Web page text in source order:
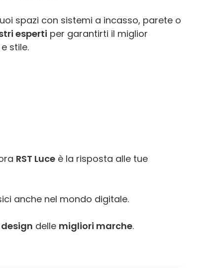
spazi con sistemi a incasso, parete o
esperti per garantirti il miglior
stile.
RST Luce è la risposta alle tue
anche nel mondo digitale.
delle migliori marche.